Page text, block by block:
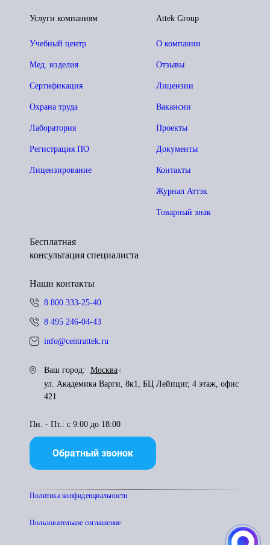
Attek Group
О компании
Отзывы
Лицензии
Вакансии
Проекты
Документы
Контакты
Журнал Аттэк
Товарный знак
Услуги компаниям
Учебный центр
Мед. изделия
Сертификация
Охрана труда
Лаборатория
Регистрация ПО
Лицензирование
Бесплатная
консультация специалиста
Наши контакты
8 800 333-25-40
8 495 246-04-43
info@centrattek.ru
Ваш город:
Москва
ул. Академика Варги, 8к1, БЦ Лейпциг, 4 этаж, офис
421
Пн. - Пт.: с 9:00 до 18:00
Обратный звонок
Политика конфиденциальности
Пользователькое соглашение